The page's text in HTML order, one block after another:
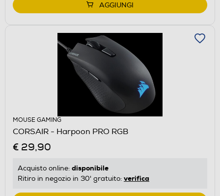
AGGIUNGI
MOUSE GAMING
CORSAIR - Harpoon PRO RGB
€ 29,90
Acquisto online: disponibile
Ritiro in negozio in 30' gratuito: verifica